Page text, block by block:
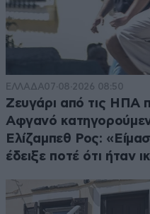
ΕΛΛΑΔΑ07·08·2026 08:50
Ζευγάρι από τις ΗΠΑ
Αφγανό
Ελίζαμπεθ Ρος:
έδειξε ποτέ ότι ήταν